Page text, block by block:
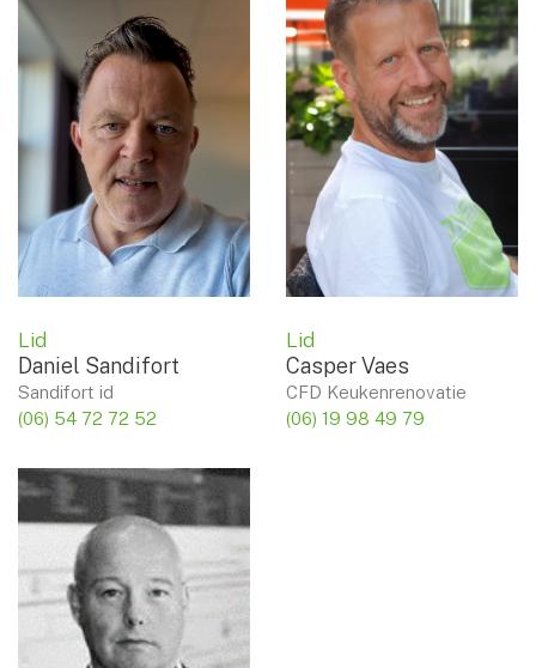
Lid
Daniel Sandifort
Sandifort id
(06) 54 72 72 52
Lid
Casper Vaes
CFD Keukenrenovatie
(06) 19 98 49 79